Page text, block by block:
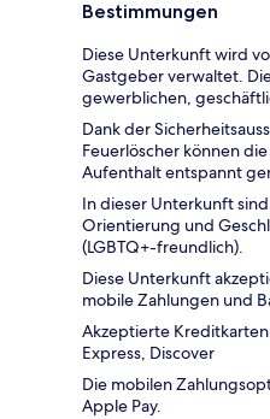
Bestimmungen
Diese Unterkunft wird
Gastgeber verwaltet.
gewerblichen,
Dank der
Feuerlöscher können
Aufenthalt entspannt
In dieser Unterkunft
Orientierung und
(LGBTQ+-freundlich).
Diese Unterkunft
mobile Zahlungen und
Akzeptierte
Express, Discover
Die mobilen
Apple Pay.